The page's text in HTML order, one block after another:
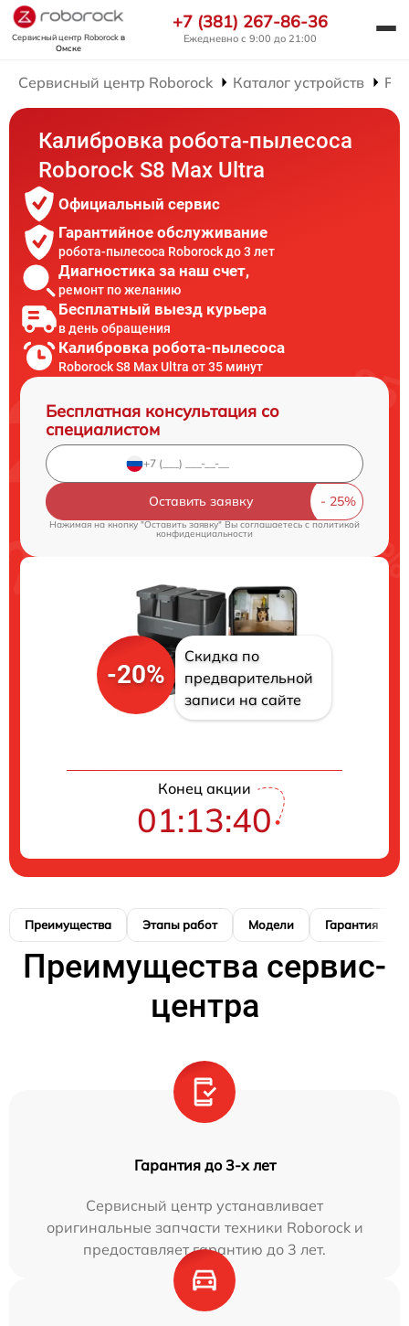
Сервисный центр Roborockв
Омске
+7 (381) 267-86-36
Ежедневно с 9:00 до 21:00
Сервисный центр Roborock Каталог устройств
Калибровка робота-пылесоса
Roborock S8 Max Ultra
Официальный сервис
Гарантийное обслуживание
робота-пылесоса Roborock до 3 лет
Диагностика за наш счет,
ремонт по желанию
Бесплатный выезд курьера
в день обращения
Калибровка робота-пылесоса
Roborock S8 Max Ultra от 35 минут
Бесплатная консультация со
специалистом
Оставить заявку
Нажимая на кнопку "Оставить заявку" Вы соглашаетесь cполитикой
конфиденциальности
-20%
Скидка по
предварительной
записи на сайте
Конец акции
01:13:39
Преимущества Этапы работ Модели Гарантия
Преимущества сервис-
центра
Гарантия до 3-х лет
Сервисный центр устанавливает
оригинальные запчасти техники Roborock и
предоставляет гарантию до 3 лет.